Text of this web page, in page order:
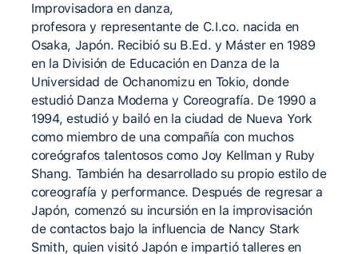
Improvisadora en danza,
profesora y representante de C.I.co. nacida en
Osaka, Japón. Recibió su B.Ed. y Máster en 1989
en la División de Educación en Danza de la
Universidad de Ochanomizu en Tokio, donde
estudió Danza Moderna y Coreografía. De 1990 a
1994, estudió y bailó en la ciudad de Nueva York
como miembro de una compañía con muchos
coreógrafos talentosos como Joy Kellman y Ruby
Shang. También ha desarrollado su propio estilo de
coreografía y performance. Después de regresar a
Japón, comenzó su incursión en la improvisación
de contactos bajo la influencia de Nancy Stark
Smith, quien visitó Japón e impartió talleres en